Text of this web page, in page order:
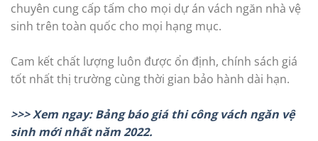
chuyên cung cấp tấm cho mọi dự án vách ngăn nhà vệ
sinh trên toàn quốc cho mọi hạng mục.
Cam kết chất lượng luôn được ổn định, chính sách giá
tốt nhất thị trường cùng thời gian bảo hành dài hạn.
>>> Xem ngay: Bảng báo giá thi công vách ngăn vệ
sinh mới nhất năm 2022.